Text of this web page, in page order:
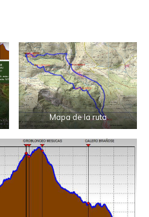
Mapa de la ruta